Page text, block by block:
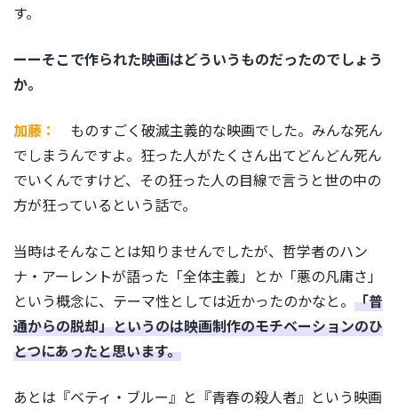
す。
ーーそこで作られた映画はどういうものだったのでしょう
か。
加藤：
ものすごく破滅主義的な映画でした。みんな死ん
でしまうんですよ。狂った人がたくさん出てどんどん死ん
でいくんですけど、その狂った人の目線で言うと世の中の
方が狂っているという話で。
当時はそんなことは知りませんでしたが、哲学者のハン
ナ・アーレントが語った「全体主義」とか「悪の凡庸さ」
という概念に、テーマ性としては近かったのかなと。 「普
通からの脱却」というのは映画制作のモチベーションのひ
とつにあったと思います。
あとは『ベティ・ブルー』と『青春の殺人者』という映画